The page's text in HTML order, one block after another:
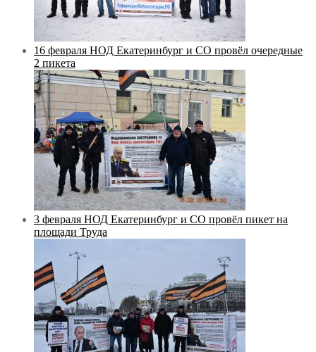
16 февраля НОД Екатеринбург и СО провёл очередные
2 пикета
3 февраля НОД Екатеринбург и СО провёл пикет на
площади Труда